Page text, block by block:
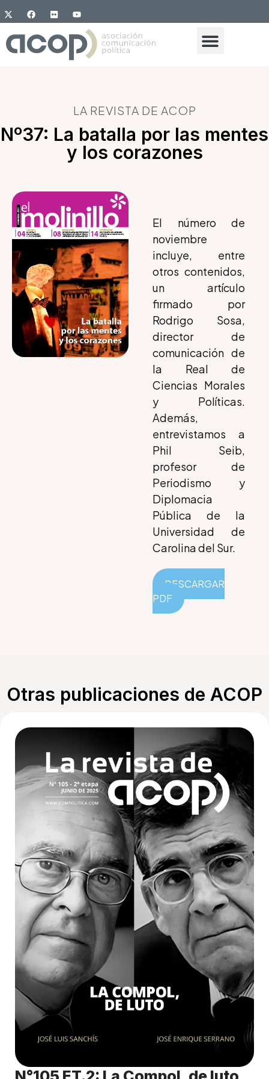
LA REVISTA DE ACOP
Nº37: La batalla por las mentes
y los corazones
El número de
noviembre
incluye, entre
otros contenidos,
un artículo
firmado por
Rodrigo Sosa,
director de
comunicación de
la Real de
Ciencias Morales
y Políticas.
Además,
entrevistamos a
Phil Seib,
profesor de
Periodismo y
Diplomacia
Pública de la
Universidad de
Carolina del Sur.
DESCARGAR
PDF
Otras publicaciones de ACOP